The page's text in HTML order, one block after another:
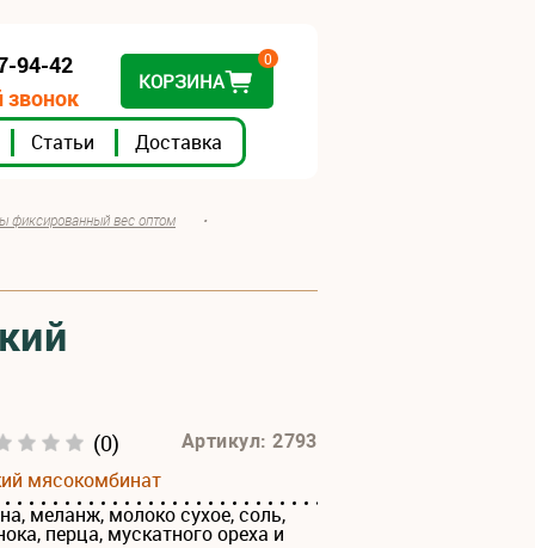
Статьи Доставка
94-42
КОРЗИНА
0
фиксированный вес оптом •
(0) Артикул: 2793
мясокомбинат
меланж, молоко сухое, соль,
перца, мускатного ореха и